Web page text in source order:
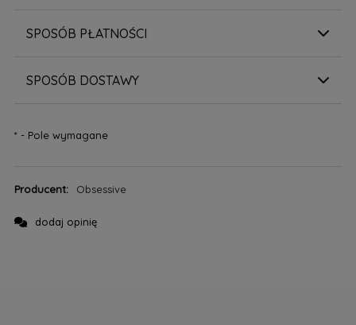
SPOSÓB PŁATNOŚCI
SPOSÓB DOSTAWY
*- Pole wymagane
Producent: Obsessive
dodaj opinię